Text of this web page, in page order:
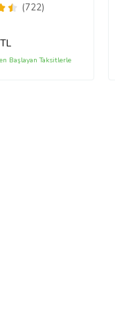
(722)
Başlayan Taksitlerle